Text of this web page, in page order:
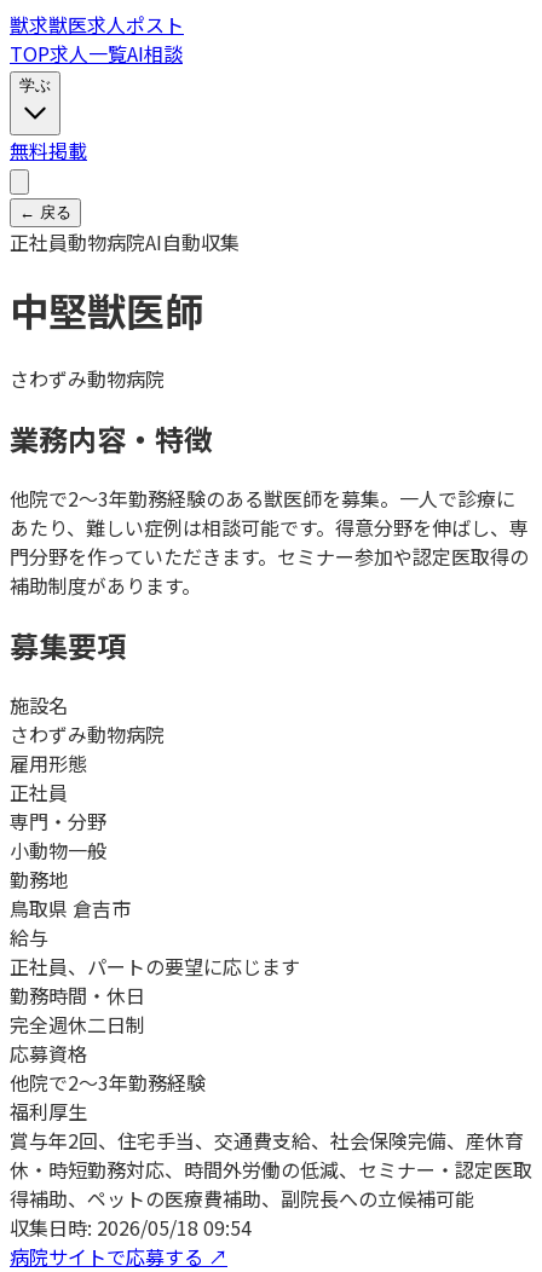
獣求獣医求人ポスト
TOP求人一覧AI相談
学ぶ
無料掲載
← 戻る
正社員動物病院AI自動収集
中堅獣医師
さわずみ動物病院
業務内容・特徴
他院で2～3年勤務経験のある獣医師を募集。一人で診療に
あたり、難しい症例は相談可能です。得意分野を伸ばし、専
門分野を作っていただきます。セミナー参加や認定医取得の
補助制度があります。
募集要項
施設名
さわずみ動物病院
雇用形態
正社員
専門・分野
小動物一般
勤務地
鳥取県 倉吉市
給与
正社員、パートの要望に応じます
勤務時間・休日
完全週休二日制
応募資格
他院で2～3年勤務経験
福利厚生
賞与年2回、住宅手当、交通費支給、社会保険完備、産休育
休・時短勤務対応、時間外労働の低減、セミナー・認定医取
得補助、ペットの医療費補助、副院長への立候補可能
収集日時: 2026/05/18 09:54
病院サイトで応募する ↗